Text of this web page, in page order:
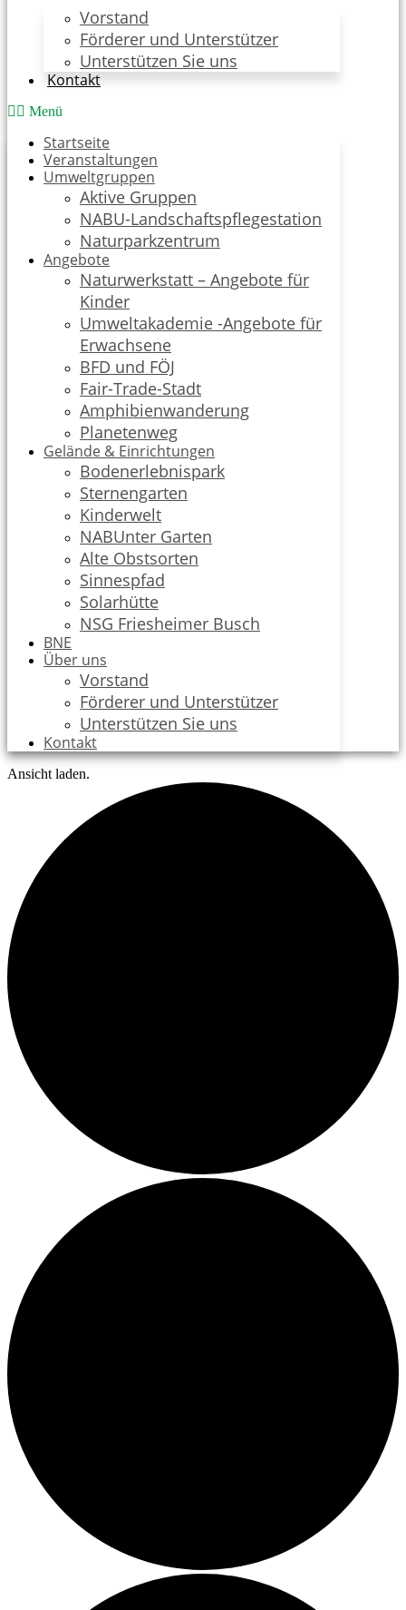
Vorstand
Förderer und Unterstützer
Unterstützen Sie uns
Kontakt
Menü
Startseite
Veranstaltungen
Umweltgruppen
Aktive Gruppen
NABU-Landschaftspflegestation
Naturparkzentrum
Angebote
Naturwerkstatt – Angebote für
Kinder
Umweltakademie -Angebote für
Erwachsene
BFD und FÖJ
Fair-Trade-Stadt
Amphibienwanderung
Planetenweg
Gelände & Einrichtungen
Bodenerlebnispark
Sternengarten
Kinderwelt
NABUnter Garten
Alte Obstsorten
Sinnespfad
Solarhütte
NSG Friesheimer Busch
BNE
Über uns
Vorstand
Förderer und Unterstützer
Unterstützen Sie uns
Kontakt
Ansicht laden.